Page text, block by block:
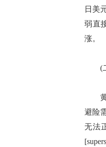
日美
弱直
涨。
(二)
黄
避险
无法